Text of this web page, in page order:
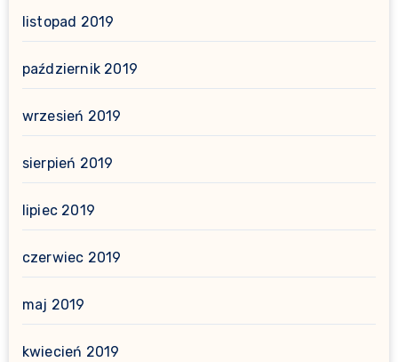
listopad 2019
październik 2019
wrzesień 2019
sierpień 2019
lipiec 2019
czerwiec 2019
maj 2019
kwiecień 2019